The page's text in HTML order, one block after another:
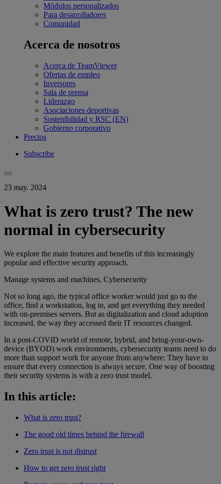
Módulos personalizados
Para desarrolladores
Comunidad
Acerca de nosotros
Acerca de TeamViewer
Ofertas de empleo
Inversores
Sala de prensa
Liderazgo
Asociaciones deportivas
Sostenibilidad y RSC (EN)
Gobierno corporativo
Precios
Subscribe
23 may. 2024
What is zero trust? The new
normal in cybersecurity
We explore the main features and benefits of this increasingly
popular and effective security approach.
Manage systems and machines, Cybersecurity
Not so long ago, the typical office worker would just go to the
office, find a workstation, log in, and get everything they needed
with on-premises servers. But as digitalization and cloud adoption
increased, the way they accessed their IT resources changed.
In a post-COVID world of remote, hybrid, and bring-your-own-
device (BYOD) work environments, cybersecurity teams need to do
more than support work for anyone from anywhere: They have to
ensure that every connection is always secure. One way of boosting
their security systems is with a zero trust model.
In this article:
What is zero trust?
The good old times behind the firewall
Zero trust is not distrust
How to get zero trust right